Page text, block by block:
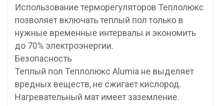
Использование терморегуляторов Теплолюкс
позволяет включать теплый пол только в
нужные временные интервалы и экономить
до 70% электроэнергии.
Безопасность
Теплый пол Теплолюкс Alumia не выделяет
вредных веществ, не сжигает кислород.
Нагревательный мат имеет заземление.